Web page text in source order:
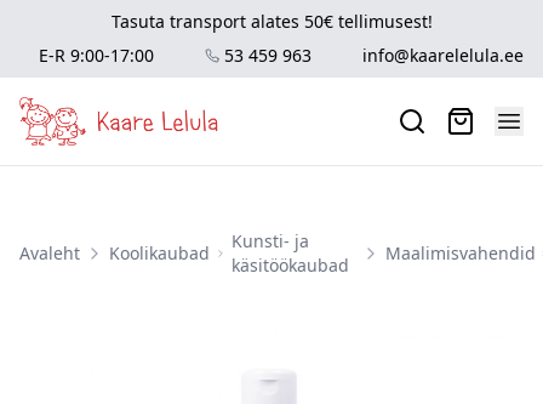
Tasuta transport alates 50€ tellimusest!
E-R 9:00-17:00
53 459 963 info@kaarelelula.ee
Avaleht Koolikaubad
Kunsti- ja
käsitöökaubad
Maalimisvahendid